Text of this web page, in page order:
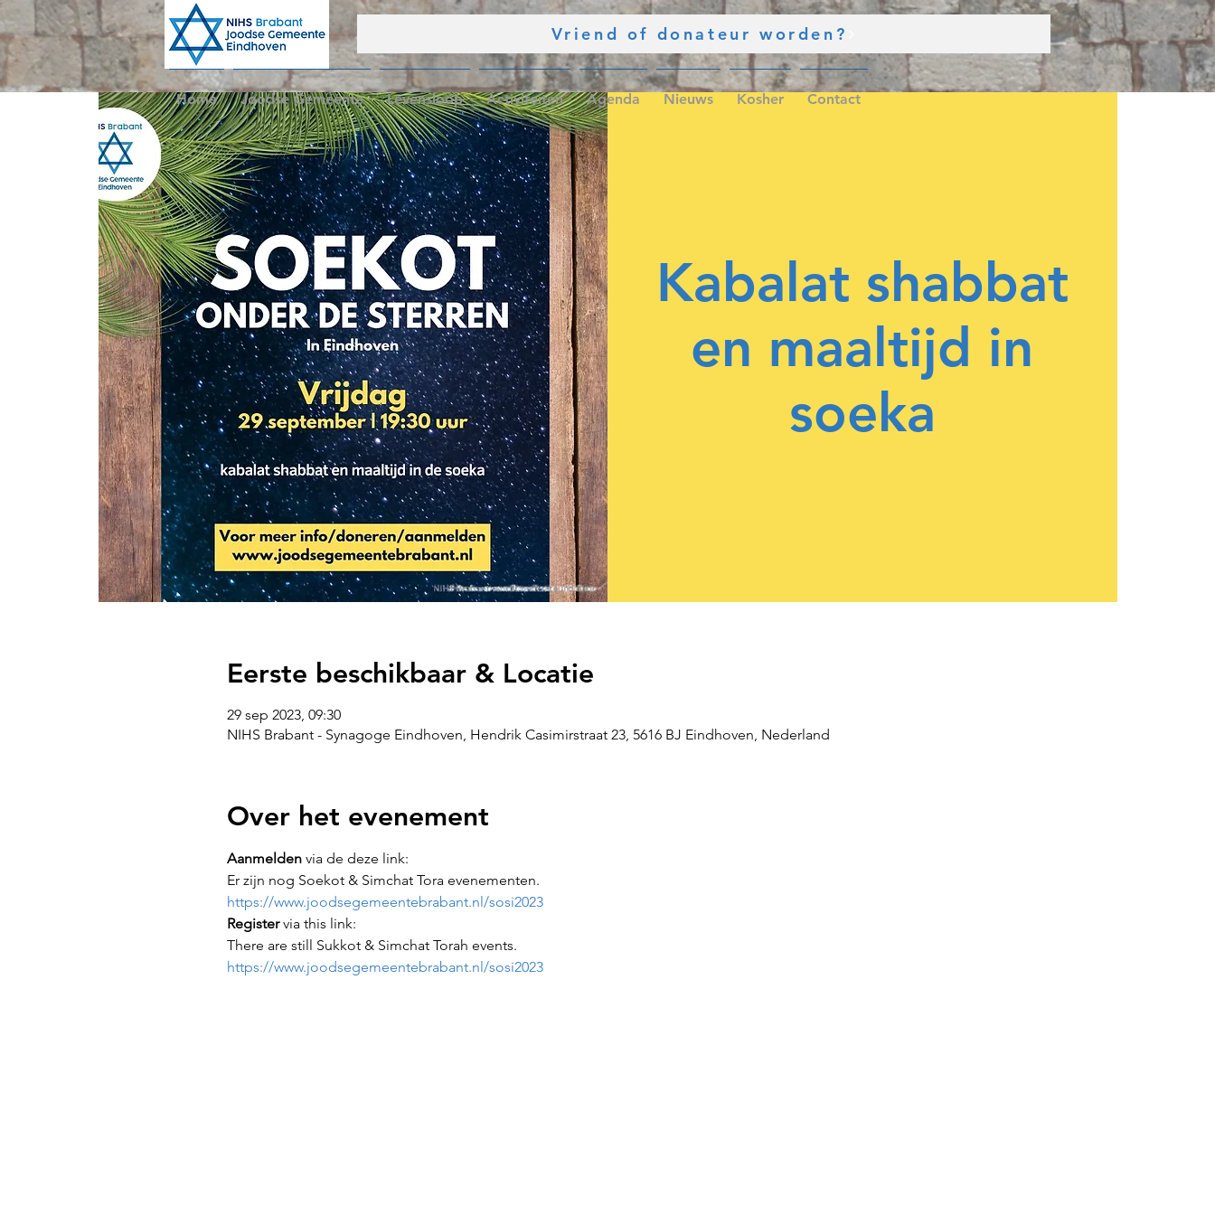
Vriend of donateur worden?
Home Joodse Gemeente Levensloop Activiteiten Agenda Nieuws Kosher Contact
Kabalat shabbat
en maaltijd in
soeka
Eerste beschikbaar & Locatie
29 sep 2023, 09:30
NIHS Brabant - Synagoge Eindhoven, Hendrik Casimirstraat 23, 5616 BJ Eindhoven, Nederland
Over het evenement
Aanmelden via de deze link:
Er zijn nog Soekot & Simchat Tora evenementen.
https://www.joodsegemeentebrabant.nl/sosi2023
Register via this link:
There are still Sukkot & Simchat Torah events.
https://www.joodsegemeentebrabant.nl/sosi2023